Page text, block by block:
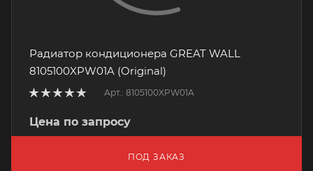
Радиатор кондиционера GREAT WALL
8105100XPW01A (Original)
Арт.: 8105100XPW01A
Цена по запросу
ПОД ЗАКАЗ